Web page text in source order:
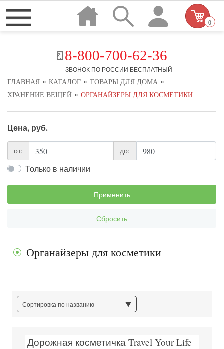
8-800-700-62-36
ЗВОНОК ПО РОССИИ БЕСПЛАТНЫЙ
0
ГЛАВНАЯ » КАТАЛОГ » ТОВАРЫ ДЛЯ ДОМА »
ХРАНЕНИЕ ВЕЩЕЙ » ОРГАНАЙЗЕРЫ ДЛЯ КОСМЕТИКИ
Цена, руб.
от: до:
Только в наличии
Применить
Сбросить
Органайзеры для косметики
Сортировка по названию
Дорожная косметичка Travel Your Life